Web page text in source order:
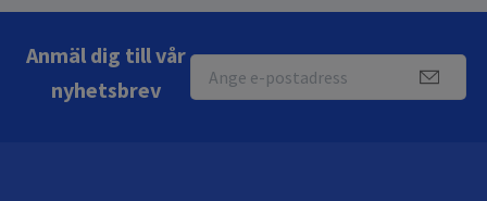
Anmäl dig till vår
nyhetsbrev